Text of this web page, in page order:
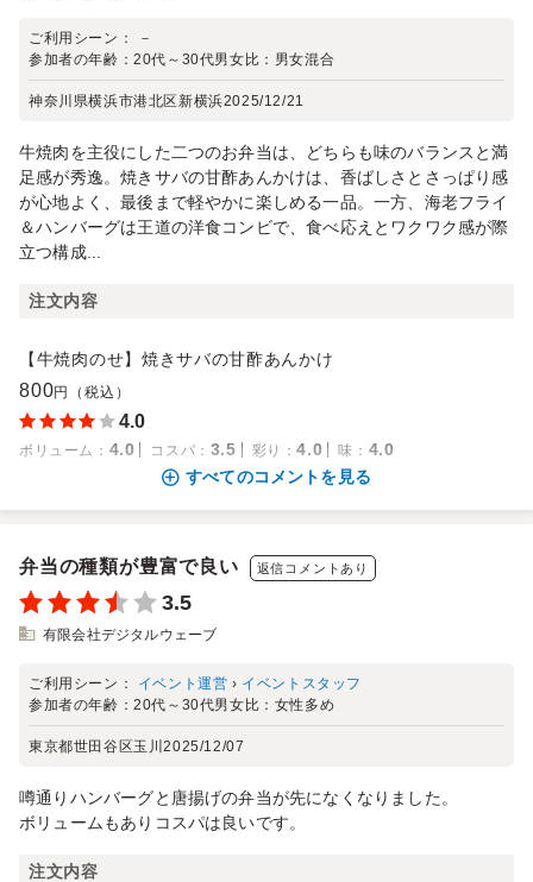
ご利用シーン：
－
参加者の年齢：20代～30代男女比： 男女混合
神奈川県横浜市港北区新横浜2025/12/21
牛焼肉を主役にした二つのお弁当は、どちらも味のバランスと満
足感が秀逸。焼きサバの甘酢あんかけは、香ばしさとさっぱり感
が心地よく、最後まで軽やかに楽しめる一品。一方、海老フライ
＆ハンバーグは王道の洋食コンビで、食べ応えとワクワク感が際
立つ構成...
注文内容
【牛焼肉のせ】焼きサバの甘酢あんかけ
800円（税込）
4.0
ボリューム ： 4.0 コスパ ： 3.5 彩り ：4.0 味 ： 4.0
すべてのコメントを見る
弁当の種類が豊富で良い 返信コメントあり
3.5
有限会社デジタルウェーブ
ご利用シーン： イベント運営 › イベントスタッフ
参加者の年齢：20代～30代男女比： 女性多め
東京都世田谷区玉川2025/12/07
噂通りハンバーグと唐揚げの弁当が先になくなりました。
ボリュームもありコスパは良いです。
注文内容